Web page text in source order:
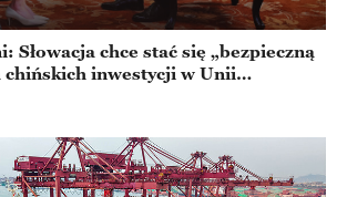
Słowacja chce stać się „bezpieczną
chińskich inwestycji w Unii